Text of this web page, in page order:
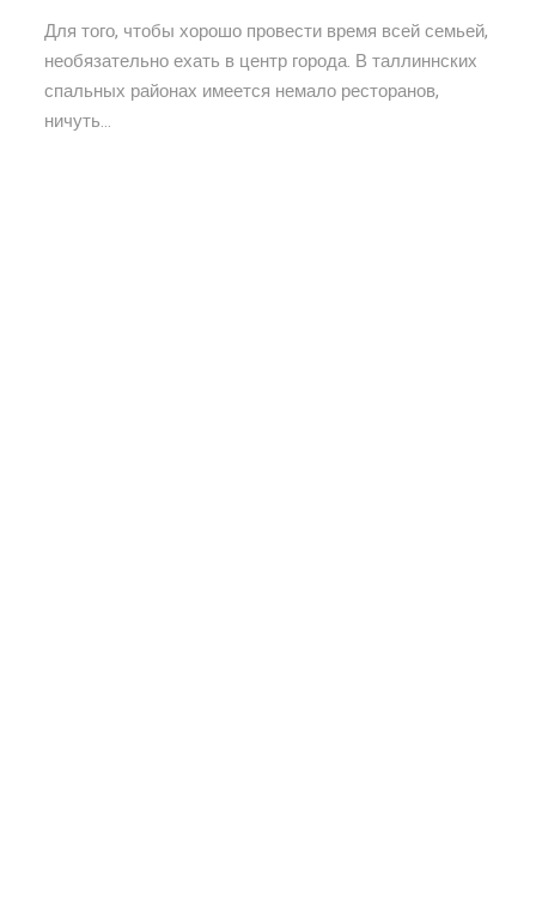
Для того, чтобы хорошо провести время всей семьей,
необязательно ехать в центр города. В таллиннских
спальных районах имеется немало ресторанов,
ничуть...